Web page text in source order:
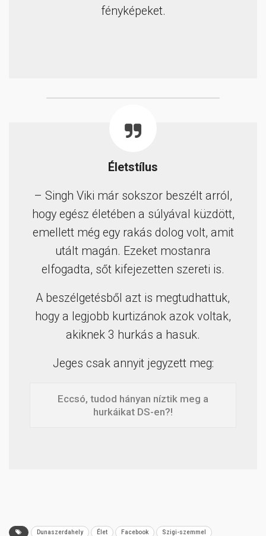
fényképeket.
Életstílus
– Singh Viki már sokszor beszélt arról,
hogy egész életében a súlyával küzdött,
emellett még egy rakás dolog volt, amit
utált magán. Ezeket mostanra
elfogadta, sőt kifejezetten szereti is.
A beszélgetésből azt is megtudhattuk,
hogy a legjobb kurtizánok azok voltak,
akiknek 3 hurkás a hasuk.
Jeges csak annyit jegyzett meg:
Eccsó, tudod hányan níztik meg a
hurkáikat DS-en?!
Dunaszerdahely Élet Facebook Szigi-szemmel